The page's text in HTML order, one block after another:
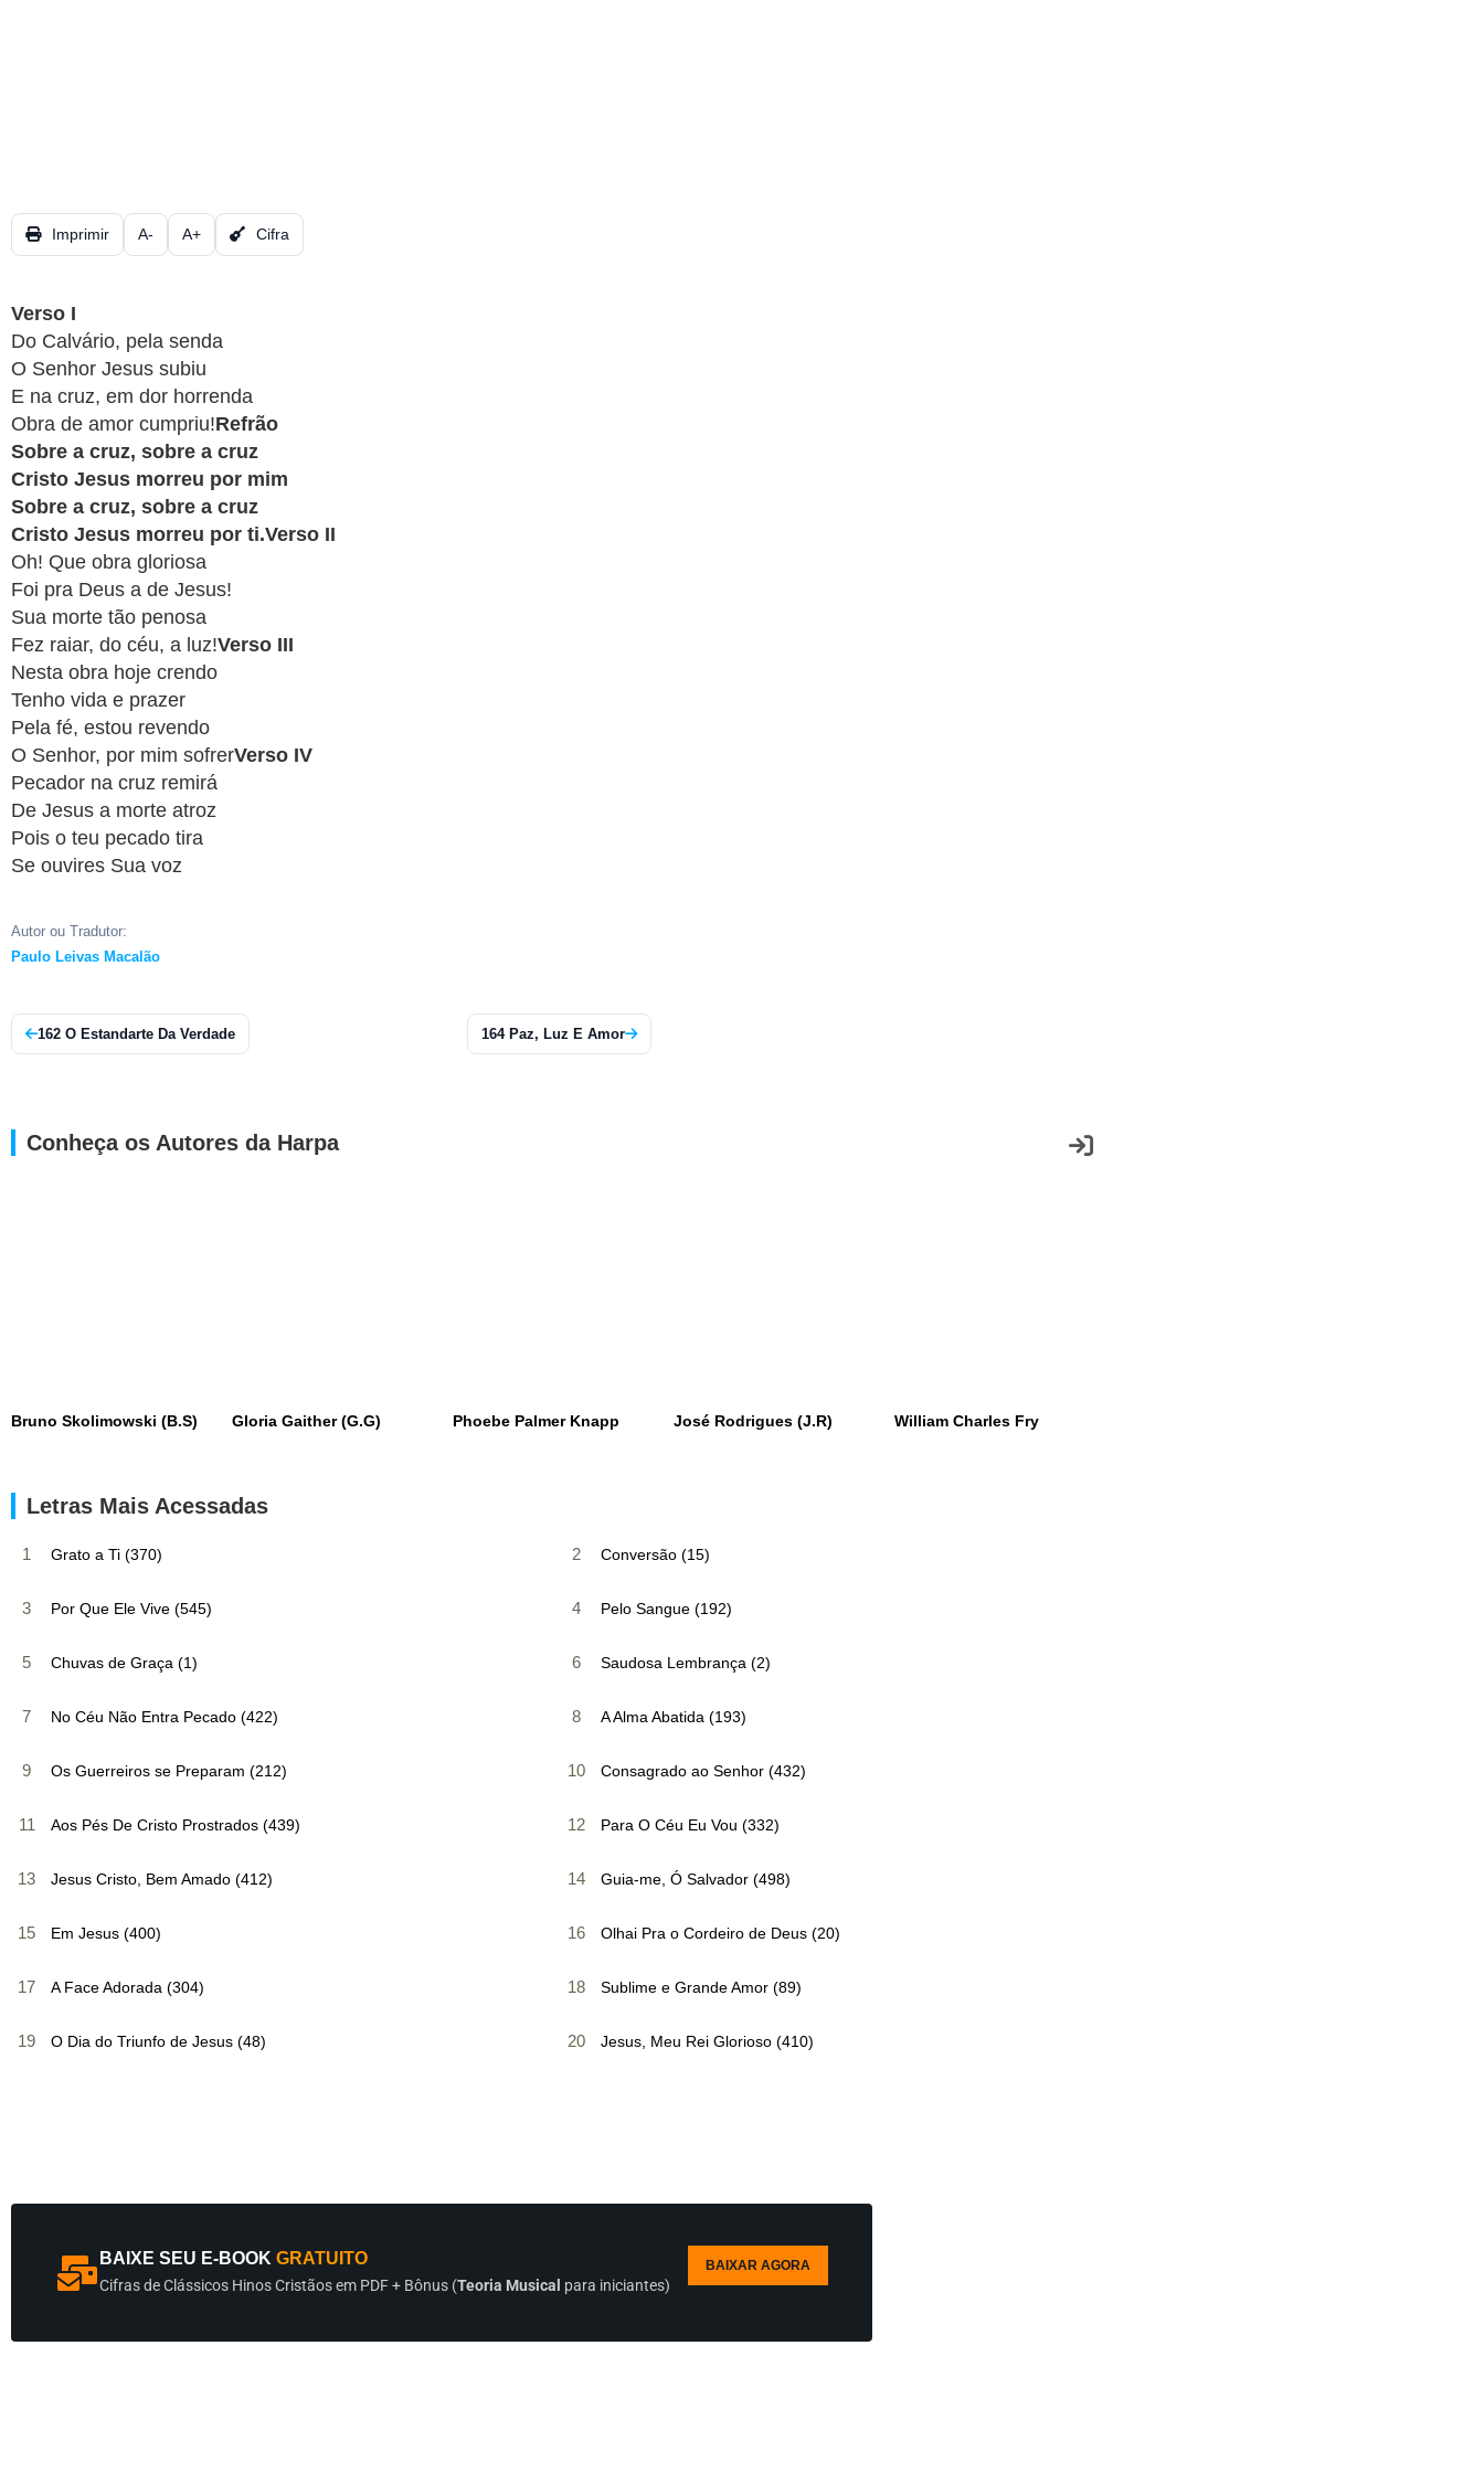
REVIEW
AUTORES
DA
HARPA
LISTAS
APP
WINDOWS
Imprimir A- A+ Cifra
Verso I
Do Calvário, pela senda
O Senhor Jesus subiu
E na cruz, em dor horrenda
Obra de amor cumpriu!Refrão
Sobre a cruz, sobre a cruz
Cristo Jesus morreu por mim
Sobre a cruz, sobre a cruz
Cristo Jesus morreu por ti.Verso II
Oh! Que obra gloriosa
Foi pra Deus a de Jesus!
Sua morte tão penosa
Fez raiar, do céu, a luz!Verso III
Nesta obra hoje crendo
Tenho vida e prazer
Pela fé, estou revendo
O Senhor, por mim sofrerVerso IV
Pecador na cruz remirá
De Jesus a morte atroz
Pois o teu pecado tira
Se ouvires Sua voz
Autor ou Tradutor:
Paulo Leivas Macalão
162 O Estandarte Da Verdade 164 Paz, Luz E Amor
Conheça os Autores da Harpa
Bruno Skolimowski (B.S) Gloria Gaither (G.G) Phoebe Palmer Knapp José Rodrigues (J.R) William Charles Fry
Letras Mais Acessadas
1 Grato a Ti (370) 2 Conversão (15)
3 Por Que Ele Vive (545) 4 Pelo Sangue (192)
5 Chuvas de Graça (1) 6 Saudosa Lembrança (2)
7 No Céu Não Entra Pecado (422) 8 A Alma Abatida (193)
9 Os Guerreiros se Preparam (212) 10 Consagrado ao Senhor (432)
11 Aos Pés De Cristo Prostrados (439) 12 Para O Céu Eu Vou (332)
13 Jesus Cristo, Bem Amado (412) 14 Guia-me, Ó Salvador (498)
15 Em Jesus (400) 16 Olhai Pra o Cordeiro de Deus (20)
17 A Face Adorada (304) 18 Sublime e Grande Amor (89)
19 O Dia do Triunfo de Jesus (48) 20 Jesus, Meu Rei Glorioso (410)
BAIXE SEU E-BOOK GRATUITO
Cifras de Clássicos Hinos Cristãos em PDF + Bônus (Teoria Musical para iniciantes)
BAIXAR AGORA